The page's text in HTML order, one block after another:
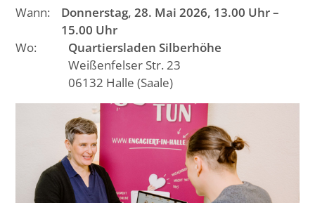
Wann:
Donnerstag, 28. Mai 2026, 13.00 Uhr –
15.00 Uhr
Wo:
Quartiersladen Silberhöhe
Weißenfelser Str. 23
06132 Halle (Saale)